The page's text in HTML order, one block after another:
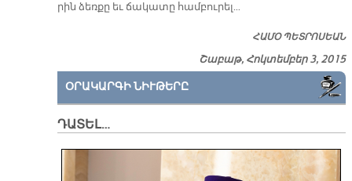
րին ձեռ­քը եւ ճա­կա­տը համ­բու­րե­լ…
ՀԱ­ՄՕ ՊԵՏ­ՐՈ­ՍԵԱՆ
Շաբաթ, Հոկտեմբեր 3, 2015
ՕՐԱԿԱՐԳԻ ՆԻՒԹԵՐԸ
ԴԱՏԵԼ…